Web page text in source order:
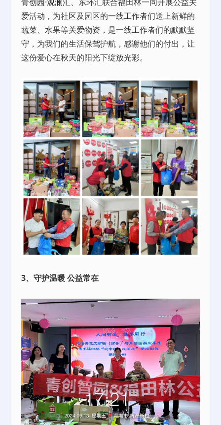
爱活动，为社区及园区的一线工作者们送上新鲜的
蔬菜、水果等关爱物资，是一线工作者们的默默坚
守，为我们的生活保驾护航，感谢他们的付出，让
这份爱心在秋天的阳光下绽放光彩。
3、守护温暖 公益常在